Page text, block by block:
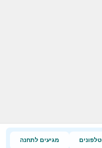
מגיעים לתחנה